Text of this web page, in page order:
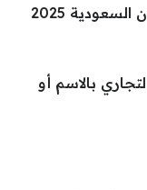
اوقات ومواعيد دوام البنوك في رمضان السعودية 2025
بالاسم أو